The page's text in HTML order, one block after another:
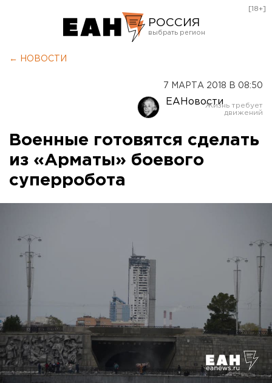
РОССИЯ
Оренбург
[18+]
← НОВОСТИ
7 МАРТА 2018 В 08:50
ЕАНовости
Военные готовятся сделать
из «Арматы» боевого
суперробота